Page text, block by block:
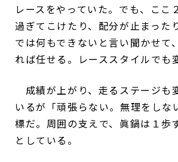
レースをやっていた。でも、ここ
過ぎてこけたり、配分が止まっ
では何もできないと言い聞かせて
れば任せる。レーススタイルでも
成績が上がり、走るステージも
いるが「頑張らない。無理をしな
標だ。周囲の支えで、眞鍋は１歩
としている。